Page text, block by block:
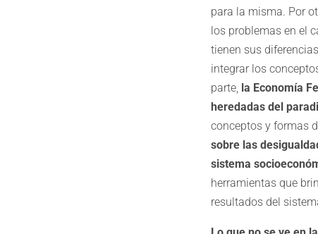
para la misma. Por
los problemas en el
tienen sus
integrar los
parte, la Economía
heredadas del
conceptos y formas
sobre las
sistema
herramientas que
resultados del